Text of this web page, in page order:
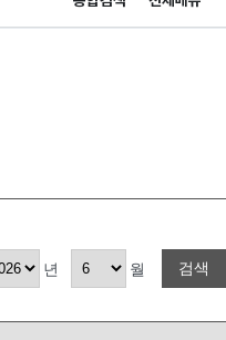
년 월 검색